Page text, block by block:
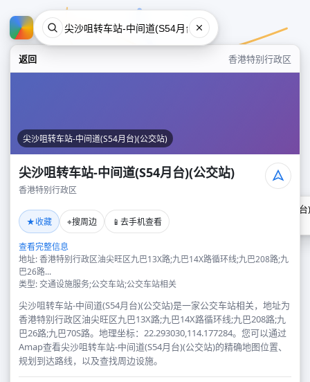
返回 香港特别行政区
尖沙咀转车站-中间道(S54月台)(公交站)
尖沙咀转车站-中间道(S54月台)(公交站)
香港特别行政区
★收藏 ⌖搜周边 📱 去手机查看
查看完整信息
地址: 香港特别行政区油尖旺区九巴13X路;九巴14X路循环线;九巴208路;九
巴26路...
类型: 交通设施服务;公交车站;公交车站相关
尖沙咀转车站-中间道(S54月台)(公交站)是一家公交车站相关，地址为
香港特别行政区油尖旺区九巴13X路;九巴14X路循环线;九巴208路;九
巴26路;九巴70S路。地理坐标：22.293030,114.177284。您可以通过
Amap查看尖沙咀转车站-中间道(S54月台)(公交站)的精确地图位置、
规划到达路线，以及查找周边设施。
尖沙咀转车站-中间道(S54月